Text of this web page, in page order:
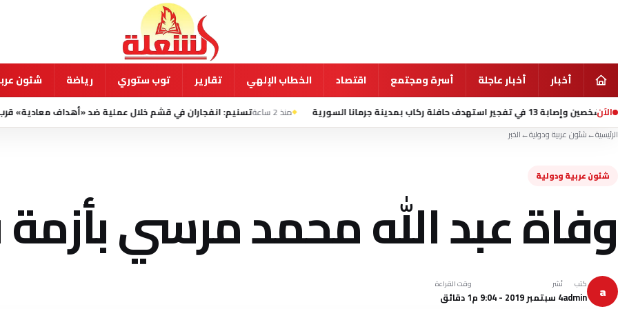
أخبار أخبار عاجلة أسرة ومجتمع اقتصاد الخطاب الإلهي تقارير توب ستوري رياضة شئون
الآن
السورية منذ 2 ساعة تسنيم: انفجاران في قشم خلال عملية ضد «أهداف معادية» قرب مضيق هرمز
الرئيسية←شئون عربية ودولية←الخبر
شئون عربية ودولية
وفاة عبد الله محمد مرسي بأزمة
a كتب
admin
نُشر
4 سبتمبر 2019 - 9:04 م
وقت القراءة
1 دقائق